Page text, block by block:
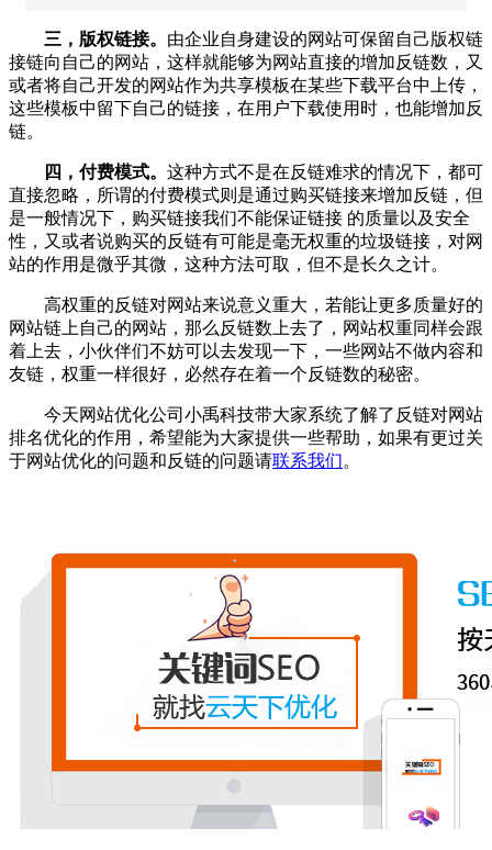
三，版权链接。 由企业自身建设的网站可保留自己版权链
接链向自己的网站，这样就能够为网站直接的增加反链数，又
或者将自己开发的网站作为共享模板在某些下载平台中上传，
这些模板中留下自己的链接，在用户下载使用时，也能增加反
链。
四，付费模式。 这种方式不是在反链难求的情况下，都可
直接忽略，所谓的付费模式则是通过购买链接来增加反链，但
是一般情况下，购买链接我们不能保证链接 的质量以及安全
性，又或者说购买的反链有可能是毫无权重的垃圾链接，对网
站的作用是微乎其微，这种方法可取，但不是长久之计。
高权重的反链对网站来说意义重大，若能让更多质量好的
网站链上自己的网站，那么反链数上去了，网站权重同样会跟
着上去，小伙伴们不妨可以去发现一下，一些网站不做内容和
友链，权重一样很好，必然存在着一个反链数的秘密。
今天网站优化公司 小禹科技带大家系统了解了反链对网站
排名优化的作用，希望能为大家提供一些帮助，如果有更过关
于网站优化的问题和反链的问题请联系我们。